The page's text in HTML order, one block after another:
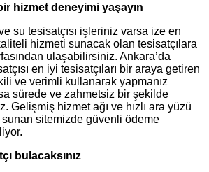
hizmet deneyimi yaşayın
su tesisatçısı işleriniz varsa ize en
hizmeti sunacak olan tesisatçılara
ulaşabilirsiniz. Ankara’da
en iyi tesisatçıları bir araya getiren
ve verimli kullanarak yapmanız
sürede ve zahmetsiz bir şekilde
Gelişmiş hizmet ağı ve hızlı ara yüzü
sitemizde güvenli ödeme
bulacaksınız